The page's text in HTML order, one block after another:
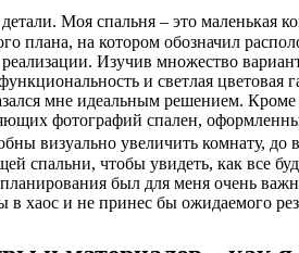
Моя спальня – это маленькая
плана, на котором обозначил
Изучив множество
и светлая
мне идеальным решением.
фотографий спален,
визуально увеличить комнату,
спальни, чтобы увидеть, как все
планирования был для меня очень
хаос и не принес бы ожидаемого